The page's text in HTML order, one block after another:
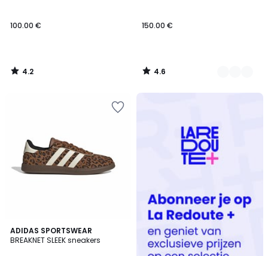
100.00 €
4.2
/
150.00 €
4.6
/
ADIDAS SPORTSWEAR
BREAKNET SLEEK sneakers
4.8
/ 5